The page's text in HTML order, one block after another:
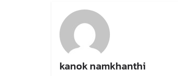
kanok namkhanthi